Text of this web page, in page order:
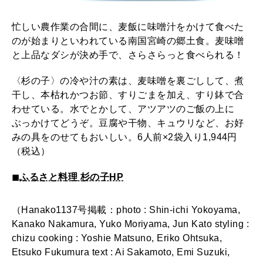
忙しい農作業の合間に、麦飯に味噌汁をかけて食べた
のが始まりといわれている南国宮崎の郷土食。麦味噌
と上品なダシが決め手で、さらさらっと食べられる！
〈杉の子〉の冷や汁の素は、麦味噌を裏ごしして、煮
干し、本枯れかつお節、すりごまを加え、すり鉢で合
わせている。水でとかして、アツアツのご飯の上に
ぶっかけてどうぞ。豆腐や干物、キュウリなど、お好
みの具をのせてもおいしい。6人前×2袋入り1,944円
（税込）
◼︎ふるさと料理 杉の子HP
（Hanako1137号掲載：photo : Shin-ichi Yokoyama,
Kanako Nakamura, Yuko Moriyama, Jun Kato styling :
chizu cooking : Yoshie Matsuno, Eriko Ohtsuka,
Etsuko Fukumura text : Ai Sakamoto, Emi Suzuki,